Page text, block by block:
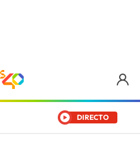
DIRECTO